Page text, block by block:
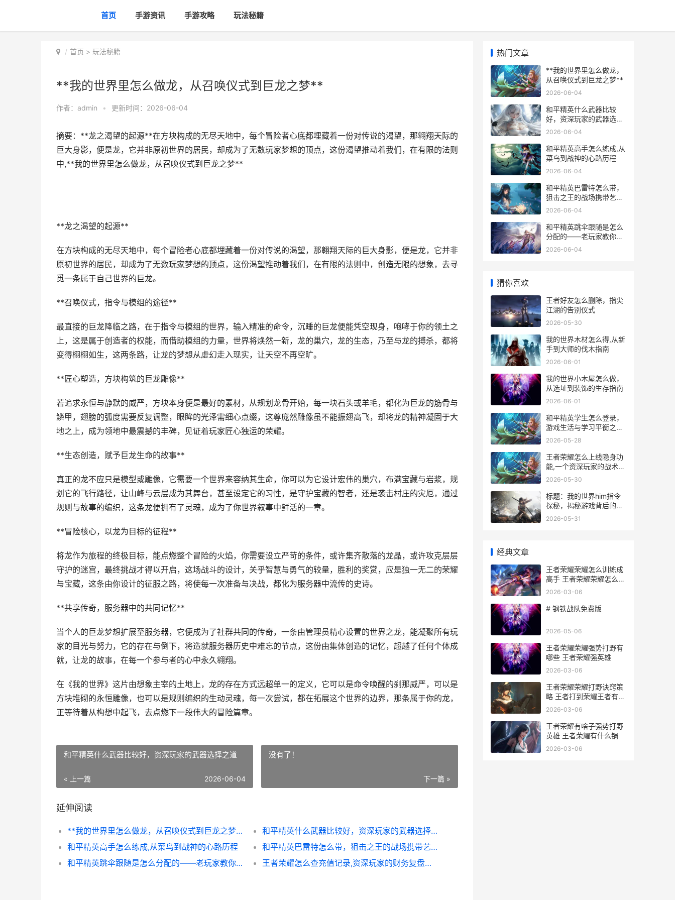
首页 手游资讯 手游攻略 玩法秘籍
首页 > 玩法秘籍
**我的世界里怎么做龙，从召唤仪式到巨龙之梦**
作者： admin • 更新时间：2026-06-04
摘要：**龙之渴望的起源**在方块构成的无尽天地中，每个冒险者心底都埋藏着一份对传说的渴望，那翱翔天际的
巨大身影，便是龙，它并非原初世界的居民，却成为了无数玩家梦想的顶点，这份渴望推动着我们，在有限的法则
中,**我的世界里怎么做龙，从召唤仪式到巨龙之梦**
**龙之渴望的起源**
在方块构成的无尽天地中，每个冒险者心底都埋藏着一份对传说的渴望，那翱翔天际的巨大身影，便是龙，它并非
原初世界的居民，却成为了无数玩家梦想的顶点，这份渴望推动着我们，在有限的法则中，创造无限的想象，去寻
觅一条属于自己世界的巨龙。
**召唤仪式，指令与模组的途径**
最直接的巨龙降临之路，在于指令与模组的世界，输入精准的命令，沉睡的巨龙便能凭空现身，咆哮于你的领土之
上，这是属于创造者的权能，而借助模组的力量，世界将焕然一新，龙的巢穴，龙的生态，乃至与龙的搏杀，都将
变得栩栩如生，这两条路，让龙的梦想从虚幻走入现实，让天空不再空旷。
**匠心塑造，方块构筑的巨龙雕像**
若追求永恒与静默的威严，方块本身便是最好的素材，从规划龙骨开始，每一块石头或羊毛，都化为巨龙的筋骨与
鳞甲，翅膀的弧度需要反复调整，眼眸的光泽需细心点缀，这尊庞然雕像虽不能振翅高飞，却将龙的精神凝固于大
地之上，成为领地中最震撼的丰碑，见证着玩家匠心独运的荣耀。
**生态创造，赋予巨龙生命的故事**
真正的龙不应只是模型或雕像，它需要一个世界来容纳其生命，你可以为它设计宏伟的巢穴，布满宝藏与岩浆，规
划它的飞行路径，让山峰与云层成为其舞台，甚至设定它的习性，是守护宝藏的智者，还是袭击村庄的灾厄，通过
规则与故事的编织，这条龙便拥有了灵魂，成为了你世界叙事中鲜活的一章。
**冒险核心，以龙为目标的征程**
将龙作为旅程的终极目标，能点燃整个冒险的火焰，你需要设立严苛的条件，或许集齐散落的龙晶，或许攻克层层
守护的迷宫，最终挑战才得以开启，这场战斗的设计，关乎智慧与勇气的较量，胜利的奖赏，应是独一无二的荣耀
与宝藏，这条由你设计的征服之路，将使每一次准备与决战，都化为服务器中流传的史诗。
**共享传奇，服务器中的共同记忆**
当个人的巨龙梦想扩展至服务器，它便成为了社群共同的传奇，一条由管理员精心设置的世界之龙，能凝聚所有玩
家的目光与努力，它的存在与倒下，将造就服务器历史中难忘的节点，这份由集体创造的记忆，超越了任何个体成
就，让龙的故事，在每一个参与者的心中永久翱翔。
在《我的世界》这片由想象主宰的土地上，龙的存在方式远超单一的定义，它可以是命令唤醒的刹那威严，可以是
方块堆砌的永恒雕像，也可以是规则编织的生动灵魂，每一次尝试，都在拓展这个世界的边界，那条属于你的龙，
正等待着从构想中起飞，去点燃下一段伟大的冒险篇章。
和平精英什么武器比较好，资深玩家的武器选择之道
« 上一篇 2026-06-04
没有了！
下一篇 »
延伸阅读
**我的世界里怎么做龙，从召唤仪式到巨龙之梦**
和平精英什么武器比较好，资深玩家的武器选择之道
和平精英高手怎么练成,从菜鸟到战神的心路历程
和平精英巴雷特怎么带，狙击之王的战场携带艺术，副标题，重量与准度的平衡之道
和平精英跳伞跟随是怎么分配的——老玩家教你玩转天空
王者荣耀怎么查充值记录,资深玩家的财务复盘指南
热门文章
**我的世界里怎么做龙，
从召唤仪式到巨龙之梦**
2026-06-04
和平精英什么武器比较
好，资深玩家的武器选择
之道
2026-06-04
和平精英高手怎么练成,从
菜鸟到战神的心路历程
2026-06-04
和平精英巴雷特怎么带，
狙击之王的战场携带艺
术，副标题，重量与准度
2026-06-04
和平精英跳伞跟随是怎么
分配的——老玩家教你玩
转天空
2026-06-04
猜你喜欢
王者好友怎么删除，指尖
江湖的告别仪式
2026-05-30
我的世界木材怎么得,从新
手到大师的伐木指南
2026-06-01
我的世界小木屋怎么做，
从选址到装饰的生存指南
2026-06-01
和平精英学生怎么登录，
游戏生活与学习平衡之道
副标题
2026-05-28
王者荣耀怎么上线隐身功
能,一个资深玩家的战术构
想,副标题,关于隐蔽作战
2026-05-30
标题：我的世界him指令
探秘，揭秘游戏背后的都
市传说
2026-05-31
经典文章
王者荣耀荣耀怎么训练成
高手 王者荣耀荣耀怎么专
区
2026-03-06
# 钢铁战队免费版
2026-05-06
王者荣耀荣耀强势打野有
哪些 王者荣耀强英雄
2026-03-06
王者荣耀荣耀打野诀窍策
略 王者打到荣耀王者有什
么奖励
2026-03-06
王者荣耀有啥子强势打野
英雄 王者荣耀有什么锅
2026-03-06